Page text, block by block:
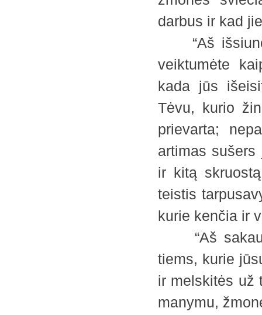
darbus ir kad
“Aš
veiktumėte
kada jūs
Tėvu, kurio
prievarta;
artimas
ir kitą
teistis
kurie kenčia ir
“Aš sakau
tiems, kurie
ir melskitės už
manymu,